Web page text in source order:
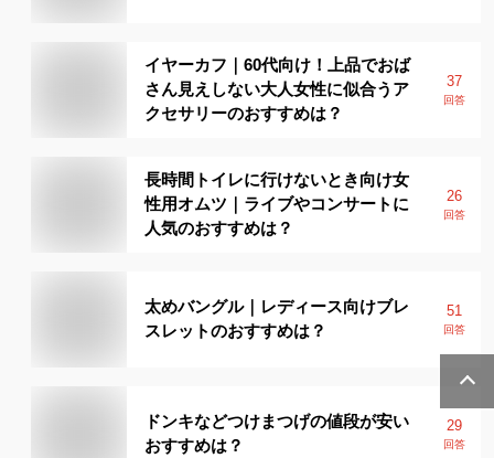
イヤーカフ｜60代向け！上品でおば
さん見えしない大人女性に似合うア
クセサリーのおすすめは？
37
回答
長時間トイレに行けないとき向け女
性用オムツ｜ライブやコンサートに
人気のおすすめは？
26
回答
太めバングル｜レディース向けブレ
スレットのおすすめは？
51
回答
ドンキなどつけまつげの値段が安い
おすすめは？
29
回答